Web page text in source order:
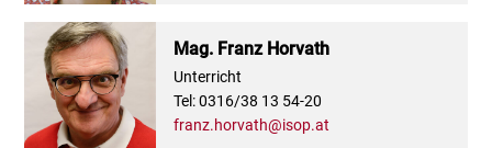
Mag. Franz Horvath
Tel: 0316/38 13 54-20
franz.horvath@isop.at
Unterricht